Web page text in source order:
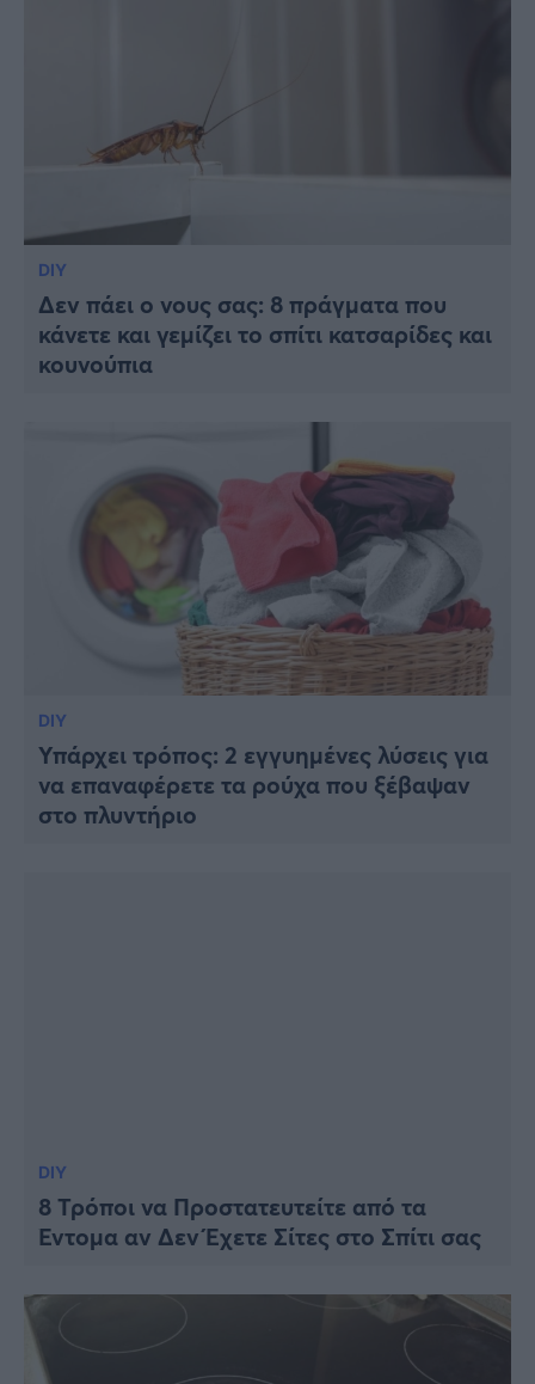
DIY
Δεν πάει ο νους σας: 8 πράγματα που
κάνετε και γεμίζει το σπίτι κατσαρίδες και
κουνούπια
DIY
Υπάρχει τρόπος: 2 εγγυημένες λύσεις για
να επαναφέρετε τα ρούχα που ξέβαψαν
στο πλυντήριο
DIY
8 Τρόποι να Προστατευτείτε από τα
Έντομα αν Δεν Έχετε Σίτες στο Σπίτι σας